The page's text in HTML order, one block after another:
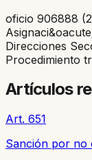
oficio 906888
Direcciones
Procedimiento
Artículos
Art. 651
Sanción por no